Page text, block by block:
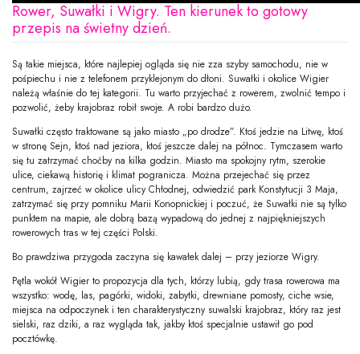
Rower, Suwałki i Wigry. Ten kierunek to gotowy
przepis na świetny dzień.
Są takie miejsca, które najlepiej ogląda się nie zza szyby samochodu, nie w
pośpiechu i nie z telefonem przyklejonym do dłoni. Suwałki i okolice Wigier
należą właśnie do tej kategorii. Tu warto przyjechać z rowerem, zwolnić tempo i
pozwolić, żeby krajobraz robił swoje. A robi bardzo dużo.
Suwałki często traktowane są jako miasto „po drodze”. Ktoś jedzie na Litwę, ktoś
w stronę Sejn, ktoś nad jeziora, ktoś jeszcze dalej na północ. Tymczasem warto
się tu zatrzymać choćby na kilka godzin. Miasto ma spokojny rytm, szerokie
ulice, ciekawą historię i klimat pogranicza. Można przejechać się przez
centrum, zajrzeć w okolice ulicy Chłodnej, odwiedzić park Konstytucji 3 Maja,
zatrzymać się przy pomniku Marii Konopnickiej i poczuć, że Suwałki nie są tylko
punktem na mapie, ale dobrą bazą wypadową do jednej z najpiękniejszych
rowerowych tras w tej części Polski.
Bo prawdziwa przygoda zaczyna się kawałek dalej – przy jeziorze Wigry.
Pętla wokół Wigier to propozycja dla tych, którzy lubią, gdy trasa rowerowa ma
wszystko: wodę, las, pagórki, widoki, zabytki, drewniane pomosty, ciche wsie,
miejsca na odpoczynek i ten charakterystyczny suwalski krajobraz, który raz jest
sielski, raz dziki, a raz wygląda tak, jakby ktoś specjalnie ustawił go pod
pocztówkę.